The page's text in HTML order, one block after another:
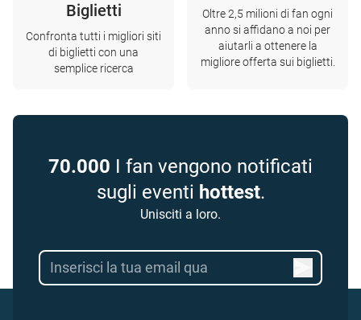
Biglietti
Confronta tutti i migliori siti
di biglietti con una
semplice ricerca
Oltre 2,5 milioni di fan ogni
anno si affidano a noi per
aiutarli a ottenere la
migliore offerta sui biglietti.
70.000 I fan vengono notificati
sugli eventi hottest.
Unisciti a loro.